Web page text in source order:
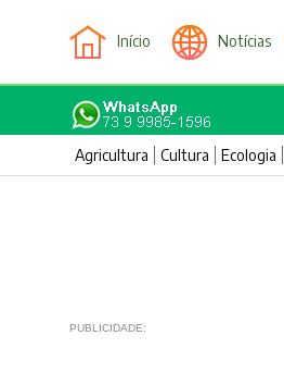
Início Notícias
Agricultura
Cultura Ecologia
PUBLICIDADE: